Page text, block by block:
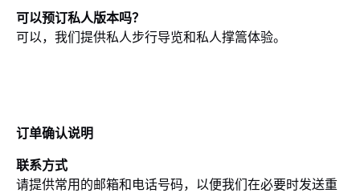
可以预订私人版本吗？
可以，我们提供私人步行导览和私人撑篙体验。
订单确认说明
联系方式
请提供常用的邮箱和电话号码，以便我们在必要时发送重